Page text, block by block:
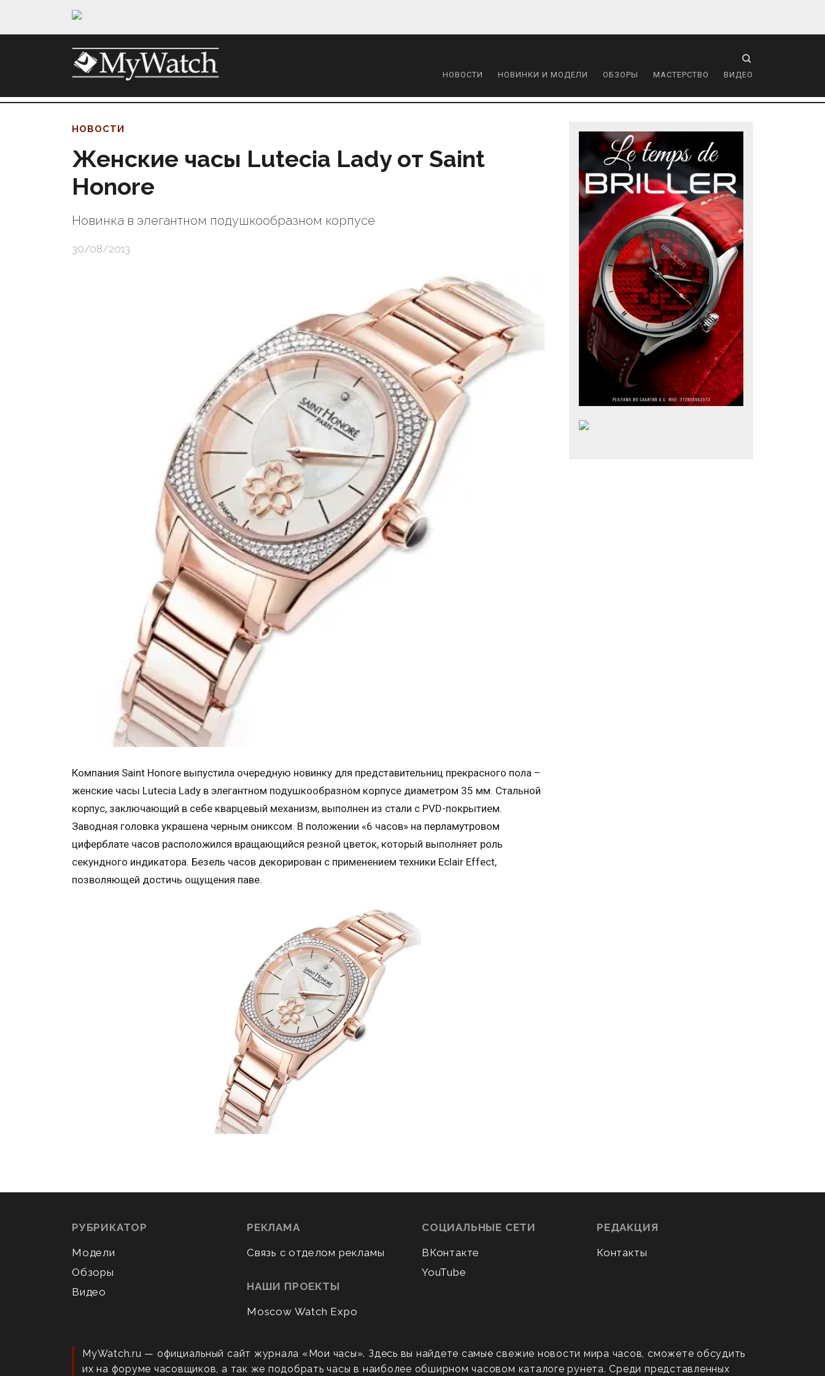
НОВОСТИ НОВИНКИ И МОДЕЛИ ОБЗОРЫ МАСТЕРСТВО ВИДЕО
НОВОСТИ
Женские часы Lutecia Lady от Saint
Honore
Новинка в элегантном подушкообразном корпусе
30/08/2013
Компания Saint Honore выпустила очередную новинку для представительниц прекрасного пола –
женские часы Lutecia Lady в элегантном подушкообразном корпусе диаметром 35 мм. Стальной
корпус, заключающий в себе кварцевый механизм, выполнен из стали с PVD-покрытием.
Заводная головка украшена черным ониксом. В положении «6 часов» на перламутровом
циферблате часов расположился вращающийся резной цветок, который выполняет роль
секундного индикатора. Безель часов декорирован с применением техники Eclair Effect,
позволяющей достичь ощущения паве.
РУБРИКАТОР
Модели
Обзоры
Видео
РЕКЛАМА
Связь с отделом рекламы
НАШИ ПРОЕКТЫ
Moscow Watch Expo
СОЦИАЛЬНЫЕ СЕТИ
ВКонтакте
YouTube
РЕДАКЦИЯ
Контакты
MyWatch.ru — официальный сайт журнала «Мои часы». Здесь вы найдете самые свежие новости мира часов, сможете обсудить
их на форуме часовщиков, а так же подобрать часы в наиболее обширном часовом каталоге рунета. Среди представленных